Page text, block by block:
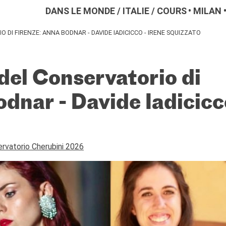
DANS LE MONDE/ ITALIE/ COURS MILAN
DI FIRENZE: ANNA BODNAR - DAVIDE IADICICCO - IRENE SQUIZZATO
Conservatorio di
- Davide
Cherubini 2026